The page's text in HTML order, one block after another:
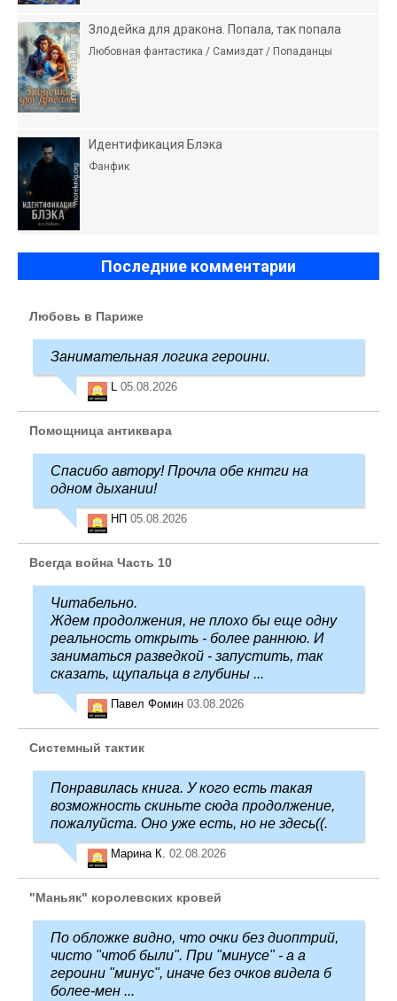
Злодейка для дракона. Попала, так попала
Любовная фантастика / Самиздат / Попаданцы
Идентификация Блэка
Фанфик
Последние комментарии
Любовь в Париже
Занимательная логика героини.
L 05.08.2026
Помощница антиквара
Спасибо автору! Прочла обе кнтги на
одном дыхании!
НП 05.08.2026
Всегда война Часть 10
Читабельно.
Ждем продолжения, не плохо бы еще одну
реальность открыть - более раннюю. И
заниматься разведкой - запустить, так
сказать, щупальца в глубины ...
Павел Фомин 03.08.2026
Системный тактик
Понравилась книга. У кого есть такая
возможность скиньте сюда продолжение,
пожалуйста. Оно уже есть, но не здесь((.
Марина К. 02.08.2026
"Маньяк" королевских кровей
По обложке видно, что очки без диоптрий,
чисто "чтоб были". При "минусе" - а а
героини "минус", иначе без очков видела б
более-мен ...